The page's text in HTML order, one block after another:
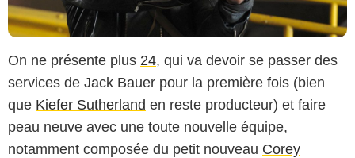
On ne présente plus 24, qui va devoir se passer des
services de Jack Bauer pour la première fois (bien
que Kiefer Sutherland en reste producteur) et faire
peau neuve avec une toute nouvelle équipe,
notamment composée du petit nouveau Corey